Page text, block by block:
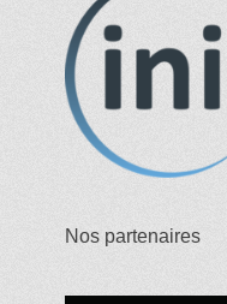
Nos partenaires